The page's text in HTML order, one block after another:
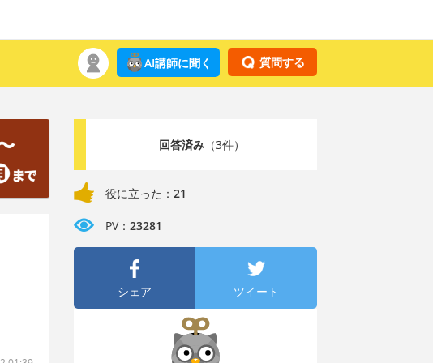
質問する
AI講師に聞く
回答済み（3件）
役に立った： 21
PV： 23281
シェア ツイート